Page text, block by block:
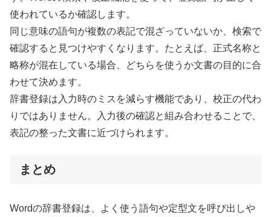
使われているか確認します。
同じ意味の語句が複数の表記で混ざっていないか、検索で
確認すると見つけやすくなります。たとえば、正式名称と
略称が混在している場合、どちらを使うか文書の目的に合
わせて決めます。
辞書登録は入力時のミスを減らす機能であり、校正の代わ
りではありません。入力後の確認と組み合わせることで、
表記の整った文書に近づけられます。
まとめ
Wordの辞書登録は、よく使う語句や定型文を呼び出しや